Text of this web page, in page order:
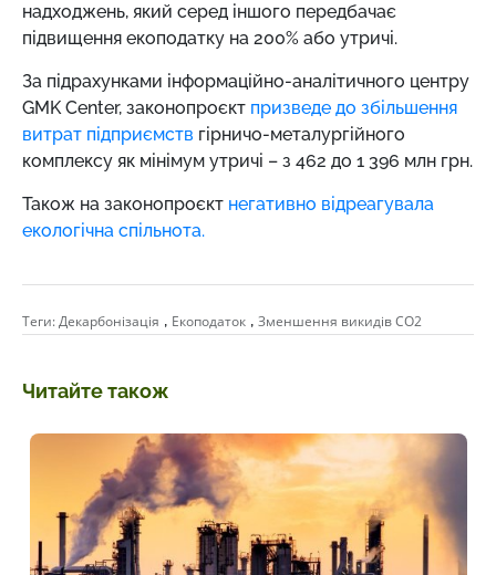
надходжень, який серед іншого передбачає
підвищення екоподатку на 200% або утричі.
За підрахунками інформаційно-аналітичного центру
GMK Center, законопроєкт призведе до збільшення
витрат підприємств гірничо-металургійного
комплексу як мінімум утричі – з 462 до 1 396 млн грн.
Також на законопроєкт негативно відреагувала
екологічна спільнота.
Теги:Декарбонізація , Екоподаток , Зменшення викидів СО2
Читайте також